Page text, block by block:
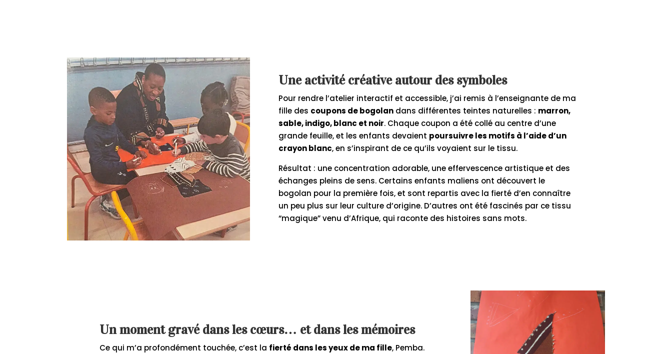
Une activité créative autour des symboles
Pour rendre l’atelier interactif et accessible, j’ai remis à l’enseignante de ma
fille des coupons de bogolandans différentes teintes naturelles : marron,
sable, indigo, blanc et noir. Chaque coupon a été collé au centre d’une
grande feuille, et les enfants devaient poursuivre les motifs à l’aide d’un
crayon blanc, en s’inspirant de ce qu’ils voyaient sur le tissu.
Résultat : une concentration adorable, une effervescence artistique et des
échanges pleins de sens. Certains enfants maliens ont découvert le
bogolan pour la première fois, et sont repartis avec la fierté d’en connaître
un peu plus sur leur culture d’origine. D’autres ont été fascinés par ce tissu
“magique” venu d’Afrique, qui raconte des histoires sans mots.
Un moment gravé dans les cœurs… et dans les mémoires
Ce qui m’a profondément touchée, c’est la fierté dans les yeux de ma fille, Pemba.